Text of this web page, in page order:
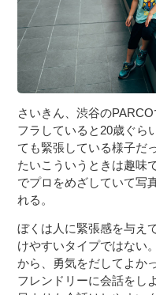
さいきん、渋谷の
フラしていると20歳ぐら
ても緊張している様子だ
たいこういうときは趣味
でプロをめざしていて写
れる。
ぼくは人に緊張感を与え
けやすいタイプではない
から、勇気をだしてよか
フレンドリーに会話をし